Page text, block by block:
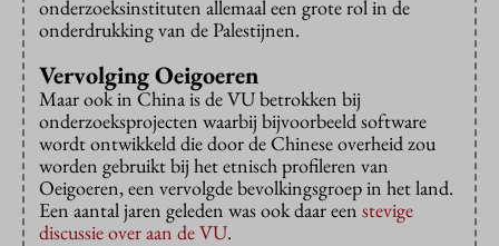
onderzoeksinstituten allemaal een grote rol in de
onderdrukking van de Palestijnen.
Vervolging Oeigoeren
Maar ook in China is de VU betrokken bij
onderzoeksprojecten waarbij bijvoorbeeld software
wordt ontwikkeld die door de Chinese overheid zou
worden gebruikt bij het etnisch profileren van
Oeigoeren, een vervolgde bevolkingsgroep in het land.
Een aantal jaren geleden was ook daar een stevige
discussie over aan de VU.